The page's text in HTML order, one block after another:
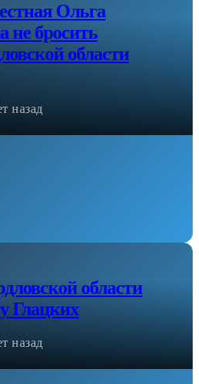
Ольга
не бросить
области
назад
области
Глацких
назад